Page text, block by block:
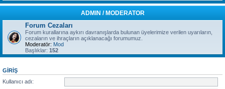
ADMIN / MODERATOR
Forum Cezaları
Forum kurallarına aykırı davranışlarda bulunan üyelerimize verilen uyarıların,
cezaların ve ihraçların açıklanacağı forumumuz.
Moderatör: Mod
Başlıklar: 152
GIRIŞ
Kullanıcı adı: